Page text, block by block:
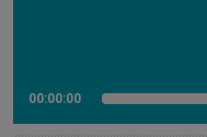
00:00:00